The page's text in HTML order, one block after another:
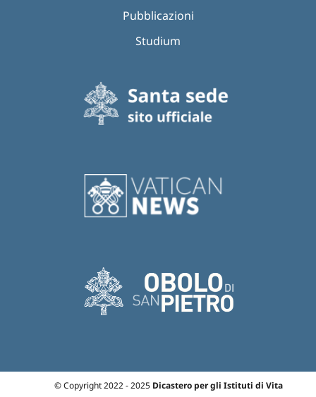
Pubblicazioni
Studium
© Copyright 2022 - 2025 Dicastero per gli Istituti di Vita